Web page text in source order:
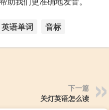
英语单词 音标
下一篇
关灯英语怎么读